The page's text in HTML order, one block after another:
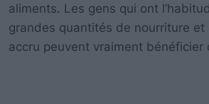
aliments. Les gens qui ont
grandes quantités de nourriture et
accru peuvent vraiment bénéficier